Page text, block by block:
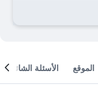
الموقع الأسئلة الشائعة